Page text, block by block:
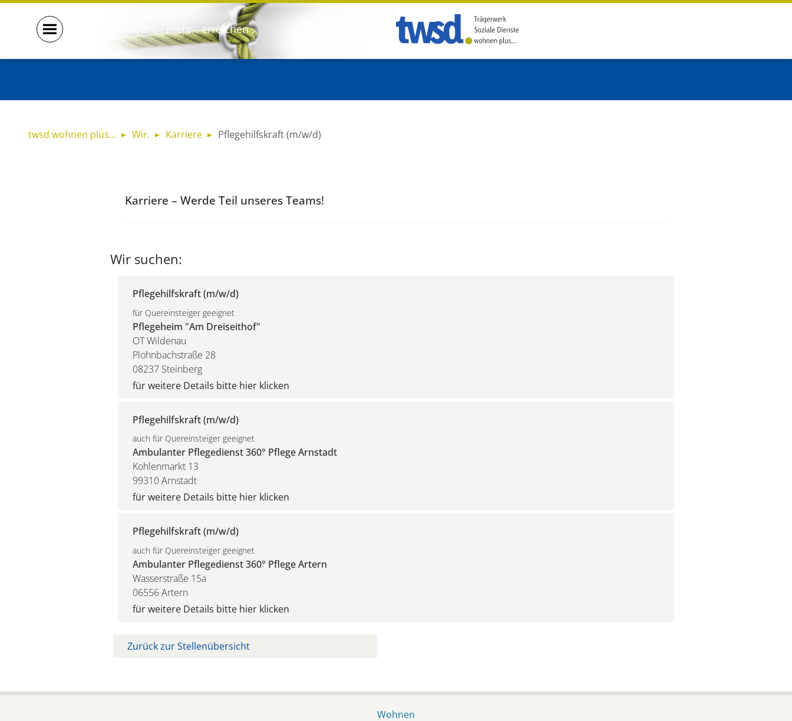
gemeinsam . mehr . erreichen .
twsd wohnen plus… Wir. Karriere Pflegehilfskraft (m/w/d)
Karriere – Werde Teil unseres Teams!
Wir suchen:
Pflegehilfskraft (m/w/d)
für Quereinsteiger geeignet
Pflegeheim "Am Dreiseithof"
OT Wildenau
Plohnbachstraße 28
08237 Steinberg
für weitere Details bitte hier klicken
Pflegehilfskraft (m/w/d)
auch für Quereinsteiger geeignet
Ambulanter Pflegedienst 360° Pflege Arnstadt
Kohlenmarkt 13
99310 Arnstadt
für weitere Details bitte hier klicken
Pflegehilfskraft (m/w/d)
auch für Quereinsteiger geeignet
Ambulanter Pflegedienst 360° Pflege Artern
Wasserstraße 15a
06556 Artern
für weitere Details bitte hier klicken
Zurück zur Stellenübersicht
Wohnen